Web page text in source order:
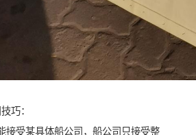
巧：
接受某具体船公司，船公司只接受整